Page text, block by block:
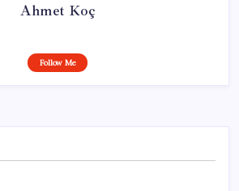
Ahmet Koç
Follow Me